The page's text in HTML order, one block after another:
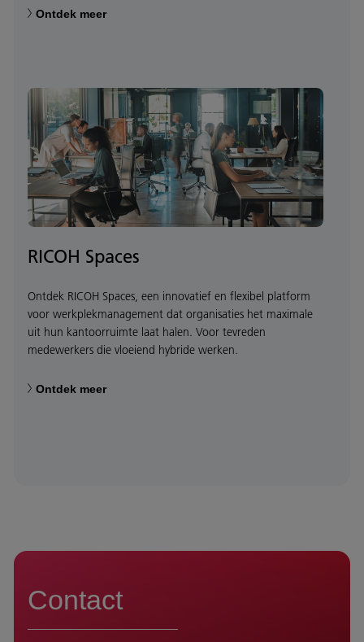
Ontdek meer
RICOH Spaces
Ontdek RICOH Spaces, een innovatief en flexibel platform
voor werkplekmanagement dat organisaties het maximale
uit hun kantoorruimte laat halen. Voor tevreden
medewerkers die vloeiend hybride werken.
Ontdek meer
Contact